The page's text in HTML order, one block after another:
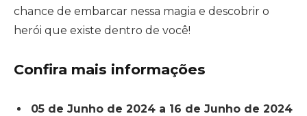
chance de embarcar nessa magia e descobrir o
herói que existe dentro de você!
Confira mais informações
05 de Junho de 2024 a 16 de Junho de 2024